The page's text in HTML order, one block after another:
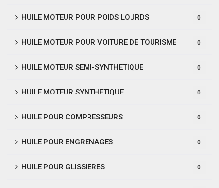
HUILE MOTEUR POUR POIDS LOURDS 0
HUILE MOTEUR POUR VOITURE DE TOURISME 0
HUILE MOTEUR SEMI-SYNTHETIQUE 0
HUILE MOTEUR SYNTHETIQUE 0
HUILE POUR COMPRESSEURS 0
HUILE POUR ENGRENAGES 0
HUILE POUR GLISSIERES 0